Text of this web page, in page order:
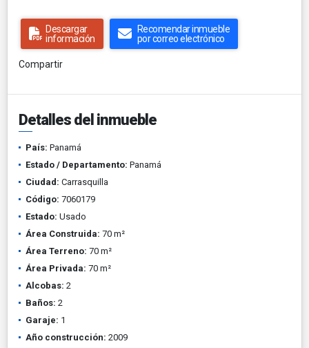
Descargar
información
Recomendar inmueble
por correo electrónico
Compartir
Detalles del inmueble
País: Panamá
Estado / Departamento: Panamá
Ciudad: Carrasquilla
Código: 7060179
Estado: Usado
Área Construida: 70 m²
Área Terreno: 70 m²
Área Privada: 70 m²
Alcobas: 2
Baños: 2
Garaje: 1
Año construcción: 2009